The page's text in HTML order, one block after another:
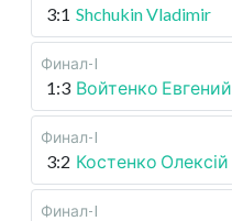
3:1 Shchukin Vladimir
Финал-I
1:3 Войтенко Евгений
Финал-I
3:2 Костенко Олексій
Финал-I